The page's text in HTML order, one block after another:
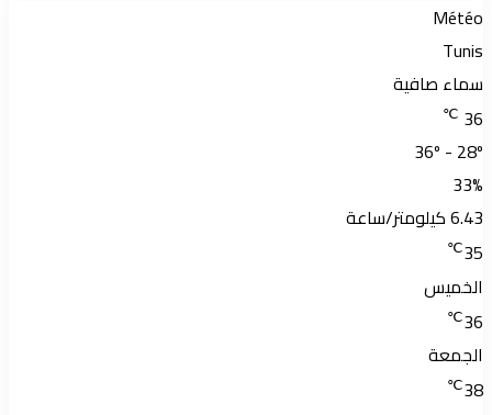
Météo
Tunis
سماء صافية
36
℃
36º - 28º
33%
6.43 كيلومتر/ساعة
35
℃
الخميس
36
℃
الجمعة
38
℃